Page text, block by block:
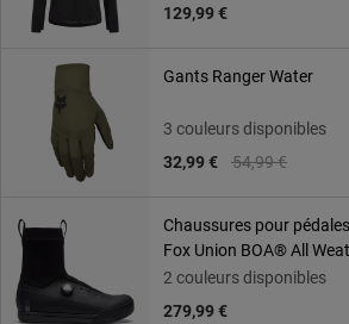
129,99 €
Gants Ranger Water
3 couleurs disponibles
Price reduced
54,99 €to
32,99 €
Chaussures pour
Fox Union BOA® All
2 couleurs disponibles
279,99 €